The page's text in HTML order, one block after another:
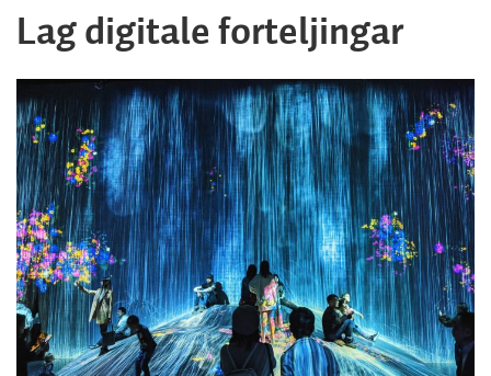
Lag digitale forteljingar